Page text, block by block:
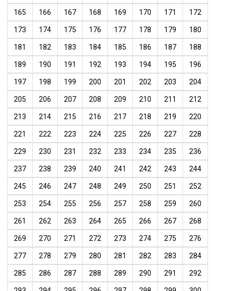
165 166 167 168 169 170 171 172
173 174 175 176 177 178 179 180
181 182 183 184 185 186 187 188
189 190 191 192 193 194 195 196
197 198 199 200 201 202 203 204
205 206 207 208 209 210 211 212
213 214 215 216 217 218 219 220
221 222 223 224 225 226 227 228
229 230 231 232 233 234 235 236
237 238 239 240 241 242 243 244
245 246 247 248 249 250 251 252
253 254 255 256 257 258 259 260
261 262 263 264 265 266 267 268
269 270 271 272 273 274 275 276
277 278 279 280 281 282 283 284
285 286 287 288 289 290 291 292